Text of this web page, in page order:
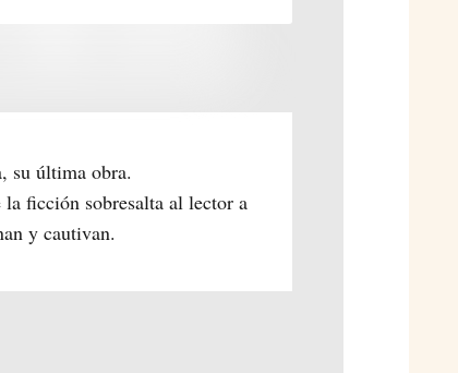
su última obra.
ficción sobresalta al lector a
y cautivan.